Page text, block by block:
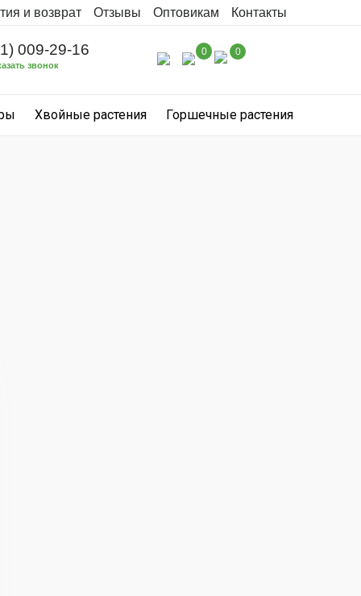
и возврат Отзывы Оптовикам Контакты
009-29-16
звонок
0 0
Хвойные растения Горшечные растения